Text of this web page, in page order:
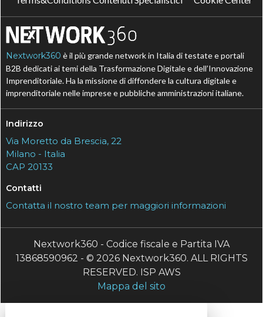
Nextwork360 è il più grande network in Italia di testate e portali
B2B dedicati ai temi della Trasformazione Digitale e dell’Innovazione
Imprenditoriale. Ha la missione di diffondere la cultura digitale e
imprenditoriale nelle imprese e pubbliche amministrazioni italiane.
Indirizzo
Via Moretto da Brescia, 22
Milano - Italia
CAP 20133
Contatti
Contatta il nostro team per maggiori informazioni
Nextwork360 - Codice fiscale e Partita IVA
13868590962 - © 2026 Nextwork360. ALL RIGHTS
RESERVED. ISP AWS
Mappa del sito